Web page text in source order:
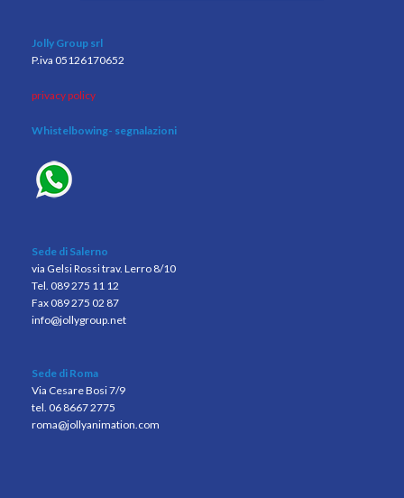
Jolly Group srl
P.iva 05126170652
privacy policy
Whistelbowing- segnalazioni
Sede di Salerno
via Gelsi Rossi trav. Lerro 8/10
Tel. 089 275 11 12
Fax 089 275 02 87
info@jollygroup.net
Sede di Roma
Via Cesare Bosi 7/9
tel. 06 8667 2775
roma@jollyanimation.com